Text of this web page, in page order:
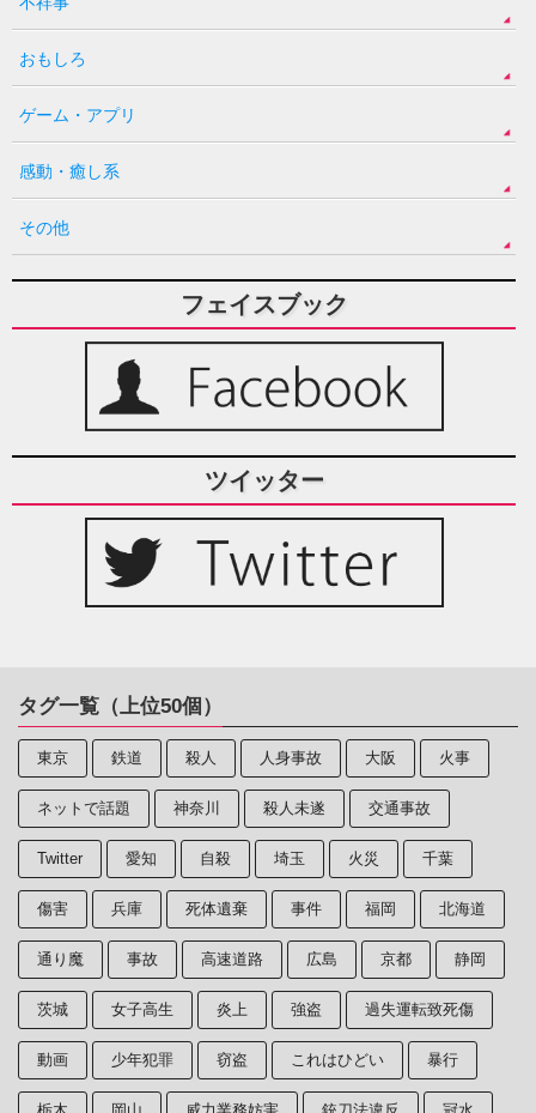
おもしろ
ゲーム・アプリ
感動・癒し系
その他
フェイスブック
ツイッター
タグ一覧（上位50個）
東京 鉄道 殺人 人身事故 大阪 火事
ネットで話題 神奈川 殺人未遂 交通事故
Twitter 愛知 自殺 埼玉 火災 千葉
傷害 兵庫 死体遺棄 事件 福岡 北海道
通り魔 事故 高速道路 広島 京都 静岡
茨城 女子高生 炎上 強盗 過失運転致死傷
動画 少年犯罪 窃盗 これはひどい 暴行
栃木 岡山 威力業務妨害 銃刀法違反 冠水